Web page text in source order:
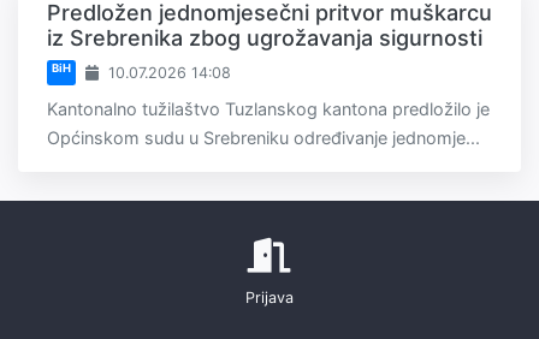
Predložen jednomjesečni pritvor muškarcu
iz Srebrenika zbog ugrožavanja sigurnosti
BiH 10.07.2026 14:08
Kantonalno tužilaštvo Tuzlanskog kantona predložilo je
Općinskom sudu u Srebreniku određivanje jednomje...
Prijava